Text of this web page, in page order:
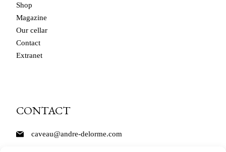
Shop
Magazine
Our cellar
Contact
Extranet
CONTACT
caveau@andre-delorme.com